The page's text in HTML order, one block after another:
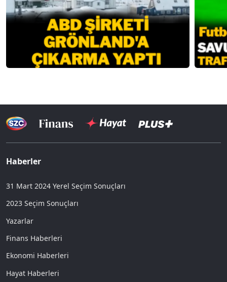
Haberler
31 Mart 2024 Yerel Seçim Sonuçları
2023 Seçim Sonuçları
Yazarlar
Finans Haberleri
Ekonomi Haberleri
Hayat Haberleri